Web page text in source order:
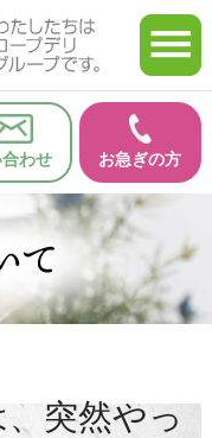
合わせ お急ぎの方
突然やっ